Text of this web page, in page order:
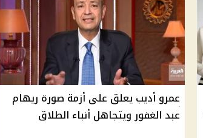
عمرو أديب يعلق على أزمة صورة ريهام
عبد الغفور ويتجاهل أنباء الطلاق